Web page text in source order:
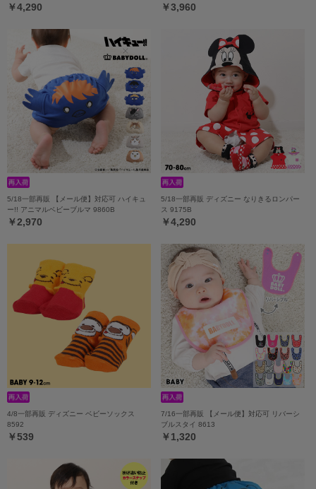
￥4,290 ￥3,960
5/18一部再販 【メール便】対応可 ハイキュ
ー!! アニマルベビーブルマ 9860B
￥2,970
5/18一部再販 ディズニー なりきるロンパー
ス 9175B
￥4,290
4/8一部再販 ディズニー ベビーソックス
8592
￥539
7/16一部再販 【メール便】対応可 リバーシ
ブルスタイ 8613
￥1,320